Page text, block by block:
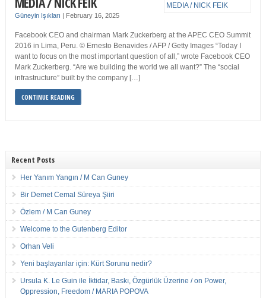
Güneyin Işıkları | February 16, 2025
Facebook CEO and chairman Mark Zuckerberg at the APEC CEO Summit
2016 in Lima, Peru. © Ernesto Benavides / AFP / Getty Images “Today I
want to focus on the most important question of all,” wrote Facebook CEO
Mark Zuckerberg. “Are we building the world we all want?” The “social
infrastructure” built by the company […]
CONTINUE READING
Recent Posts
Her Yanım Yangın / M Can Guney
Bir Demet Cemal Süreya Şiiri
Özlem / M Can Guney
Welcome to the Gutenberg Editor
Orhan Veli
Yeni başlayanlar için: Kürt Sorunu nedir?
Ursula K. Le Guin ile İktidar, Baskı, Özgürlük Üzerine / on Power,
Oppression, Freedom / MARIA POPOVA